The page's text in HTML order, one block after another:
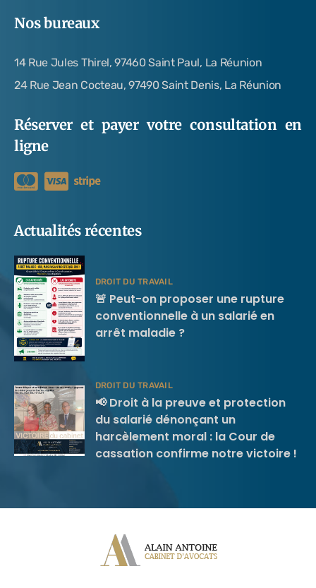
Nos bureaux
14 Rue Jules Thirel, 97460 Saint Paul, La Réunion
24 Rue Jean Cocteau, 97490 Saint Denis, La Réunion
Réserver et payer votre consultation en
ligne
Actualités récentes
DROIT DU TRAVAIL
🚨 Peut-on proposer une rupture
conventionnelle à un salarié en
arrêt maladie ?
DROIT DU TRAVAIL
📢 Droit à la preuve et protection
du salarié dénonçant un
harcèlement moral : la Cour de
cassation confirme notre victoire !